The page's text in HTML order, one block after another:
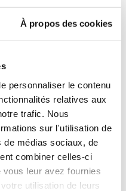
À propos des cookies
personnaliser le contenu
relatives aux
trafic. Nous
sur l'utilisation de
de médias sociaux, de
combiner celles-ci
leur avez fournies
utilisation de leurs
de
? Faut-il utiliser
à moindre valeur
de robots
de
présence physique
en classe, a
la crise